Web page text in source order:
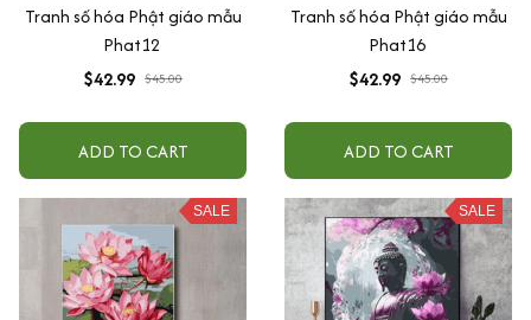
Tranh số hóa Phật giáo mẫu
Phat12
$42.99 $45.00
ADD TO CART
Tranh số hóa Phật giáo mẫu
Phat16
$42.99 $45.00
ADD TO CART
SALE SALE